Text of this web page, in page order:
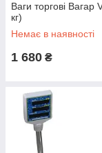
Ваги торгові Вагар
кг)
Немає в наявності
1 680 ₴